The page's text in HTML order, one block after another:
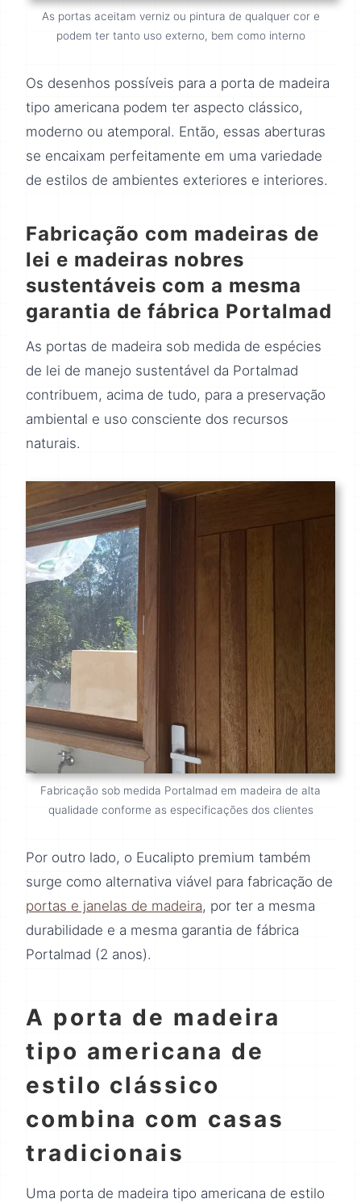
As portas aceitam verniz ou pintura de qualquer cor e
podem ter tanto uso externo, bem como interno
Os desenhos possíveis para a porta de madeira
tipo americana podem ter aspecto clássico,
moderno ou atemporal. Então, essas aberturas
se encaixam perfeitamente em uma variedade
de estilos de ambientes exteriores e interiores.
Fabricação com madeiras de
lei e madeiras nobres
sustentáveis com a mesma
garantia de fábrica Portalmad
As portas de madeira sob medida de espécies
de lei de manejo sustentável da Portalmad
contribuem, acima de tudo, para a preservação
ambiental e uso consciente dos recursos
naturais.
Fabricação sob medida Portalmad em madeira de alta
qualidade conforme as especificações dos clientes
Por outro lado, o Eucalipto premium também
surge como alternativa viável para fabricação de
portas e janelas de madeira, por ter a mesma
durabilidade e a mesma garantia de fábrica
Portalmad (2 anos).
A porta de madeira
tipo americana de
estilo clássico
combina com casas
tradicionais
Uma porta de madeira tipo americana de estilo